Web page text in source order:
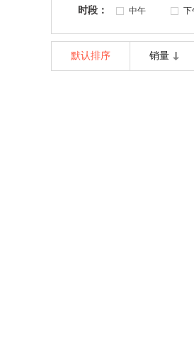
时段： 中午 下
默认排序 销量